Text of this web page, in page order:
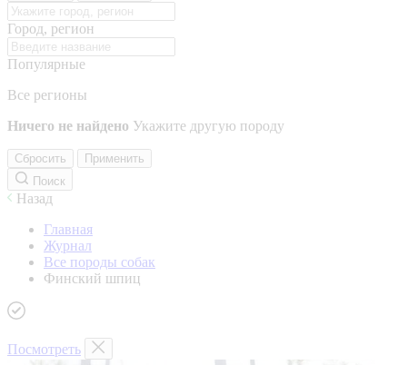
Город, регион
Популярные
Все регионы
Ничего не найдено Укажите другую породу
Сбросить
Применить
Поиск
Назад
Главная
Журнал
Все породы собак
Финский шпиц
Посмотреть